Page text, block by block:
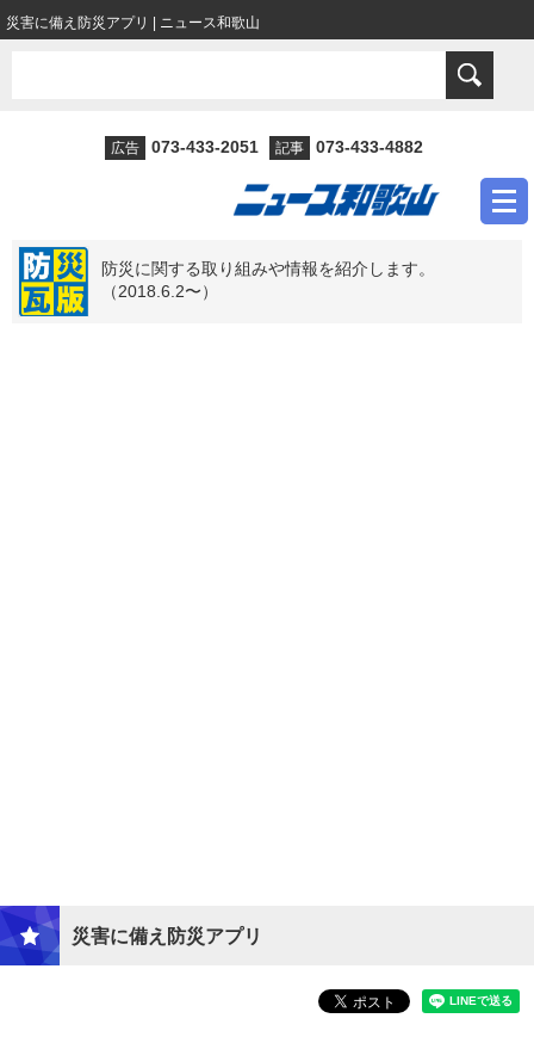
災害に備え防災アプリ | ニュース和歌山
広告 073-433-2051 記事 073-433-4882
防災に関する取り組みや情報を紹介します。
（2018.6.2〜）
災害に備え防災アプリ